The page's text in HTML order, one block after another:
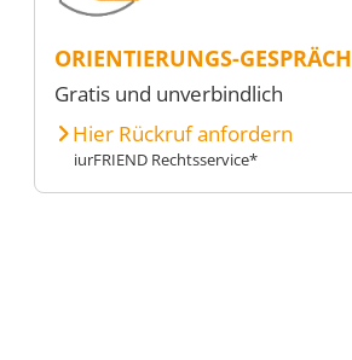
ORIENTIERUNGS-GESPRÄCH
Gratis und unverbindlich
Hier Rückruf anfordern
iurFRIEND Rechtsservice*